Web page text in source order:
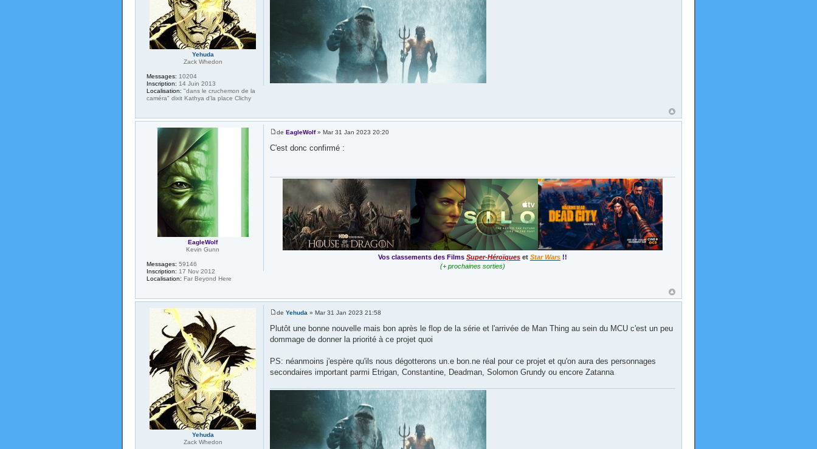
Yehuda
Zack Whedon
Messages: 10204
Inscription: 14 Juin 2013
Localisation: "dans le cruchemon de la
caméra" dixit Kathya d'la place Clichy
de EagleWolf» Mar 31 Jan 2023 20:20
C'est donc confirmé :
Vos classements des Films Super-Héroïques et Star Wars !!
(+ prochaines sorties)
EagleWolf
Kevin Gunn
Messages: 59146
Inscription: 17 Nov 2012
Localisation: Far Beyond Here
de Yehuda » Mar 31 Jan 2023 21:58
Plutôt une bonne nouvelle mais bon après le flop de la série et l'arrivée de Man Thing au sein du MCU c'est un peu
dommage de donner la priorité à ce projet quoi
PS: néanmoins j'espère qu'ils nous dégotterons un.e bon.ne réal pour ce projet et qu'on aura des personnages
secondaires important parmi Etrigan, Constantine, Deadman, Solomon Grundy ou encore Zatanna
Yehuda
Zack Whedon